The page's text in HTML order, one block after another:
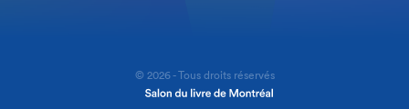
© 2026 - Tous droits réservés